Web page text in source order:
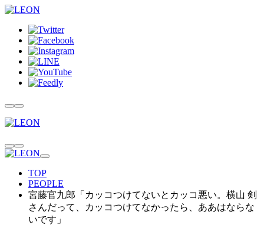
TOP
PEOPLE
宮藤官九郎「カッコつけてないとカッコ悪い。横山 剣
さんだって、カッコつけてなかったら、ああはならな
いです」